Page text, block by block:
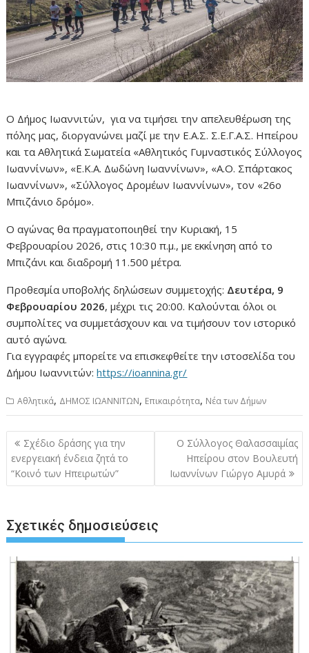
Ο Δήμος Ιωαννιτών, για να τιμήσει την απελευθέρωση της
πόλης μας, διοργανώνει μαζί με την Ε.Α.Σ. Σ.Ε.Γ.Α.Σ. Ηπείρου
και τα Αθλητικά Σωματεία «Αθλητικός Γυμναστικός Σύλλογος
Ιωαννίνων», «Ε.Κ.Α. Δωδώνη Ιωαννίνων», «Α.Ο. Σπάρτακος
Ιωαννίνων», «Σύλλογος Δρομέων Ιωαννίνων», τον «26ο
Μπιζάνιο δρόμο».
Ο αγώνας θα πραγματοποιηθεί την Κυριακή, 15
Φεβρουαρίου 2026, στις 10:30 π.μ., με εκκίνηση από το
Μπιζάνι και διαδρομή 11.500 μέτρα.
Προθεσμία υποβολής δηλώσεων συμμετοχής: Δευτέρα, 9
Φεβρουαρίου 2026, μέχρι τις 20:00. Καλούνται όλοι οι
συμπολίτες να συμμετάσχουν και να τιμήσουν τον ιστορικό
αυτό αγώνα.
Για εγγραφές μπορείτε να επισκεφθείτε την ιστοσελίδα του
Δήμου Ιωαννιτών:https://ioannina.gr/
Αθλητικά, ΔΗΜΟΣ ΙΩΑΝΝΙΤΩΝ, Επικαιρότητα, Νέα των Δήμων
Πλοήγηση
άρθρων
Σχέδιο δράσης για την
ενεργειακή ένδεια ζητά το
“Κοινό των Ηπειρωτών”
Ο Σύλλογος Θαλασσαιμίας
Ηπείρου στον Βουλευτή
Ιωαννίνων Γιώργο Αμυρά
Σχετικές δημοσιεύσεις